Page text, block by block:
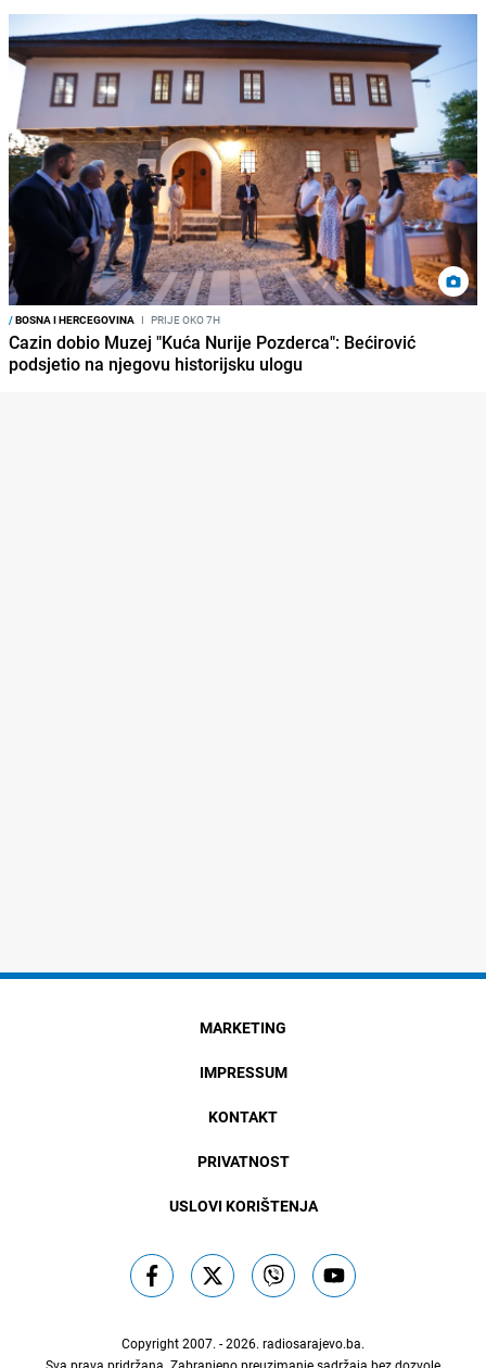
/BOSNA I HERCEGOVINA I PRIJE OKO 7H
Cazin dobio Muzej "Kuća Nurije Pozderca": Bećirović
podsjetio na njegovu historijsku ulogu
MARKETING
IMPRESSUM
KONTAKT
PRIVATNOST
USLOVI KORIŠTENJA
Copyright 2007. - 2026. radiosarajevo.ba.